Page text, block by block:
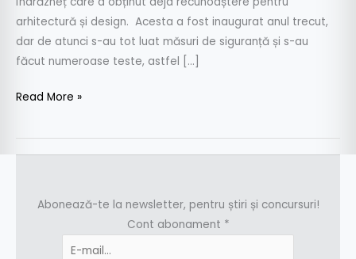
arhitectură și design. Acesta a fost inaugurat anul trecut,
dar de atunci s-au tot luat măsuri de siguranță și s-au
făcut numeroase teste, astfel […]
Read More »
Abonează-te la newsletter, pentru știri și concursuri!
Cont abonament *